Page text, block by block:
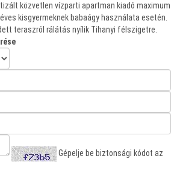
közvetlen vízparti apartman kiadó maximum
kisgyermeknek babaágy használata esetén.
teraszról rálátás nyílik Tihanyi félszigetre.
Gépelje be biztonsági kódot az